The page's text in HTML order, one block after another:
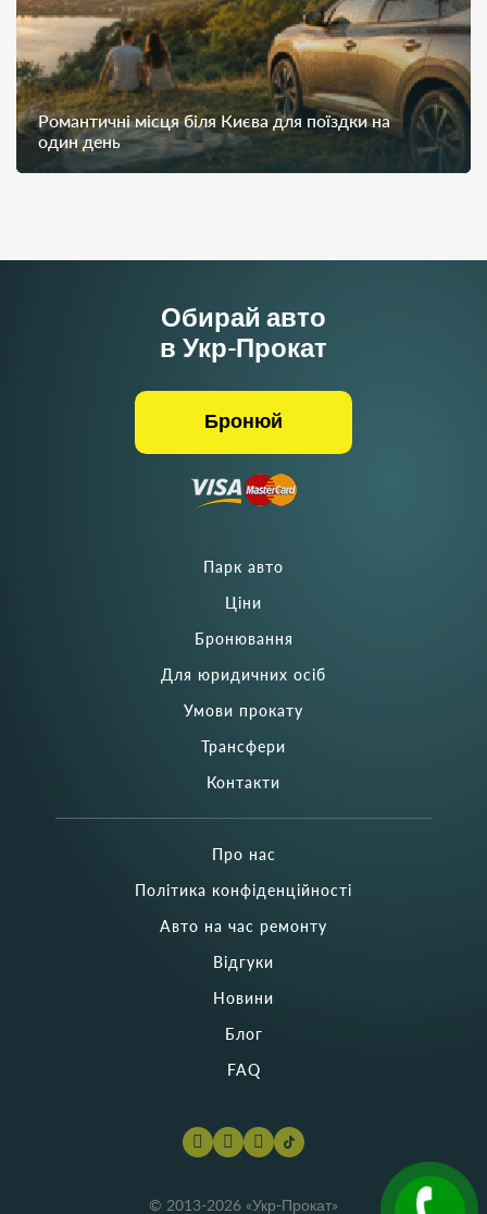
Романтичні місця біля Києва для поїздки на
один день
© 2013-2026 «Укр-Прокат»
Парк авто
Ціни
Бронювання
Для юридичних осіб
Умови прокату
Трансфери
Контакти
Про нас
Політика конфіденційності
Авто на час ремонту
Відгуки
Новини
Блог
FAQ
Обирай авто
в Укр-Прокат
Бронюй